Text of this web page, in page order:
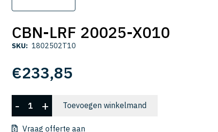
CBN-LRF 20025-X010
SKU: 1802502T10
€233,85
CBN-
LRF
20025-
- + Toevoegen winkelmand
Vraag offerte aan